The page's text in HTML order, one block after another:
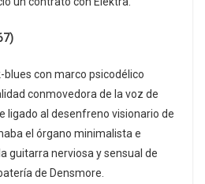
blues con marco psicodélico
conmovedora de la voz de
ligado al desenfreno visionario de
el órgano minimalista e
guitarra nerviosa y sensual de
de Densmore.